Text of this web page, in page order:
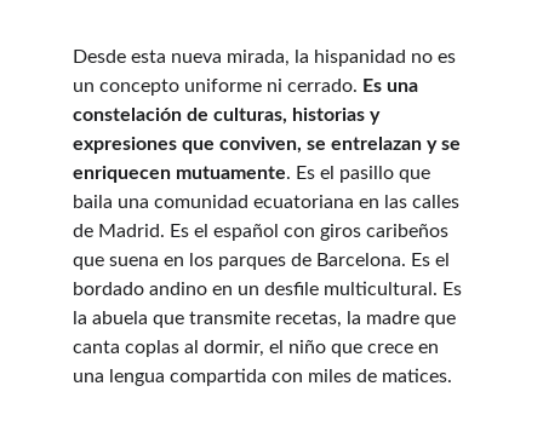
Desde esta nueva mirada, la hispanidad no es
un concepto uniforme ni cerrado. Es una
constelación de culturas, historias y
expresiones que conviven, se entrelazan y se
enriquecen mutuamente. Es el pasillo que
baila una comunidad ecuatoriana en las calles
de Madrid. Es el español con giros caribeños
que suena en los parques de Barcelona. Es el
bordado andino en un desfile multicultural. Es
la abuela que transmite recetas, la madre que
canta coplas al dormir, el niño que crece en
una lengua compartida con miles de matices.